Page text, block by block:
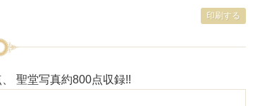
印刷する
聖堂写真約800点収録!!